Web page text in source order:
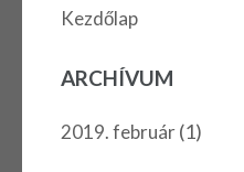
Kezdőlap
ARCHÍVUM
2019. február(1)